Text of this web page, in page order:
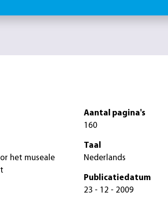
het museale
Aantal pagina's
160
Taal
Nederlands
Publicatiedatum
23 - 12 - 2009